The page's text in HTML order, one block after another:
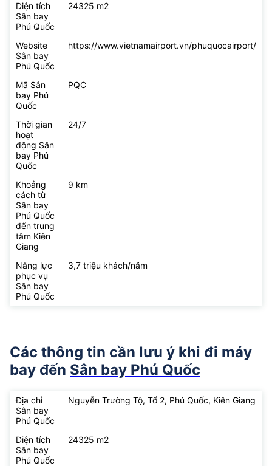
Diện tích
Sân bay
Phú Quốc
24325 m2
Website
Sân bay
Phú Quốc
https://www.vietnamairport.vn/phuquocairport/
Mã Sân
bay Phú
Quốc
PQC
Thời gian
hoạt
động Sân
bay Phú
Quốc
24/7
Khoảng
cách từ
Sân bay
Phú Quốc
đến trung
tâm Kiên
Giang
9 km
Năng lực
phục vụ
Sân bay
Phú Quốc
3,7 triệu khách/năm
Các thông tin cần lưu ý khi đi máy
bay đến Sân bay Phú Quốc
Địa chỉ
Sân bay
Phú Quốc
Nguyễn Trường Tộ, Tổ 2, Phú Quốc, Kiên Giang
Diện tích
Sân bay
Phú Quốc
24325 m2